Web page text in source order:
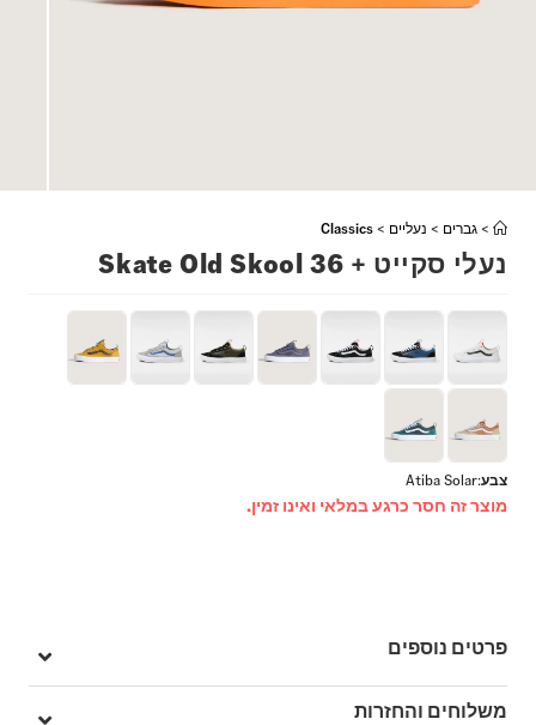
> גברים > נעליים >
Classics
נעלי סקייט + Skate Old Skool 36
צבע:
Atiba Solar
מוצר זה חסר כרגע במלאי ואינו זמין.
פרטים נוספים
מק"ט: V00D5R12Q
משלוחים והחזרות